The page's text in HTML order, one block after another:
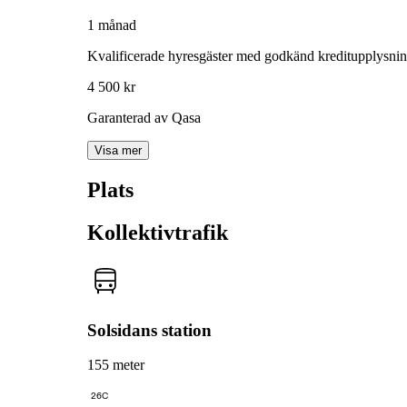
1 månad
Kvalificerade hyresgäster med godkänd
4 500 kr
Garanterad av Qasa
Visa mer
Plats
Kollektivtrafik
Solsidans station
155 meter
26C